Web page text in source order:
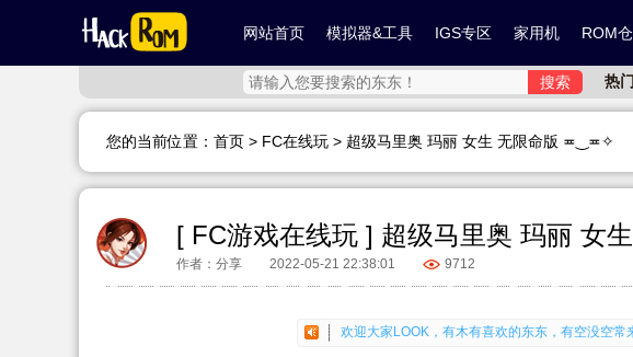
网站首页 模拟器&工具 IGS专区 家用机 ROM
搜索 热
您的当前位置： 首页 > FC在线玩 > 超级马里奥 玛丽 女生 无限命版 ≖‿≖✧
[ FC游戏在线玩 ] 超级马里奥 玛丽 女
作者：分享 2022-05-21 22:38:01 9712